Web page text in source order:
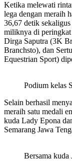
Ketika melewati
lega dengan meraih
36,67 detik
miliknya di peringkat
Dirga Saputra (3K
Branchsto), dan
Equestrian Sport)
Podium kelas
Selain berhasil
meraih satu medali
kuda Lady Epona
Semarang Jawa
Bersama